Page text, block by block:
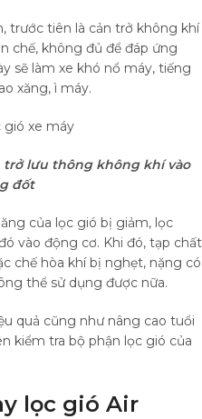
trước tiên là cản trở không khí
chế, không đủ để đáp ứng
sẽ làm xe khó nổ máy, tiếng
xăng, ì máy.
trở lưu thông không khí vào
đốt
của lọc gió bị giảm, lọc
vào động cơ. Khi đó, tạp chất
chế hòa khí bị nghẹt, nặng có
thể sử dụng được nữa.
quả cũng như nâng cao tuổi
kiểm tra bộ phận lọc gió của
lọc gió Air